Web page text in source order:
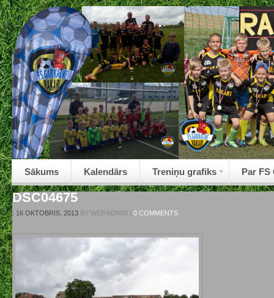
Sākums Kalendārs Treniņu grafiks Par FS
DSC04675
| 16 OKTOBRIS, 2013 BY WEB ADMIN | 0 COMMENTS